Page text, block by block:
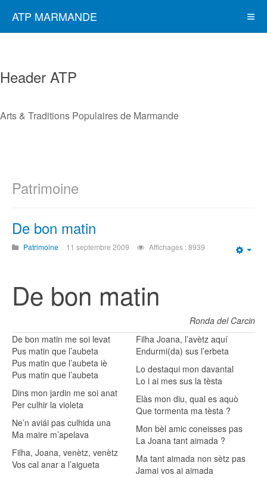
ATP MARMANDE
Header ATP
Arts & Traditions Populaires de Marmande
Patrimoine
De bon matin
Patrimoine 11 septembre 2009 Affichages : 8939
De bon matin
Ronda del Carcin
De bon matin me soi levat
Pus matin que l’aubeta
Pus matin que l’aubeta iè
Pus matin que l’aubeta
Dins mon jardin me soi anat
Per culhir la violeta
Ne’n aviái pas culhida una
Ma maire m’apelava
Filha, Joana, venètz, venètz
Vos cal anar a l’aigueta
Filha Joana, l’avètz aquí
Endurmi(da) sus l’erbeta
Lo destaqui mon davantal
Lo i ai mes sus la tèsta
Elàs mon diu, qual es aquò
Que tormenta ma tèsta ?
Mon bèl amic coneisses pas
La Joana tant aimada ?
Ma tant aimada non sètz pas
Jamai vos ai aimada